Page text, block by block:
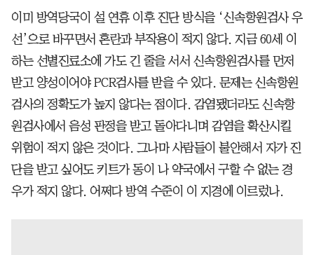
이미 방역당국이 설 연휴 이후 진단 방식을 ‘신속항원검사 우
선’으로 바꾸면서 혼란과 부작용이 적지 않다. 지금 60세 이
하는 선별진료소에 가도 긴 줄을 서서 신속항원검사를 먼저
받고 양성이어야 PCR검사를 받을 수 있다. 문제는 신속항원
검사의 정확도가 높지 않다는 점이다. 감염됐더라도 신속항
원검사에서 음성 판정을 받고 돌아다니며 감염을 확산시킬
위험이 적지 않은 것이다. 그나마 사람들이 불안해서 자가 진
단을 받고 싶어도 키트가 동이 나 약국에서 구할 수 없는 경
우가 적지 않다. 어쩌다 방역 수준이 이 지경에 이르렀나.